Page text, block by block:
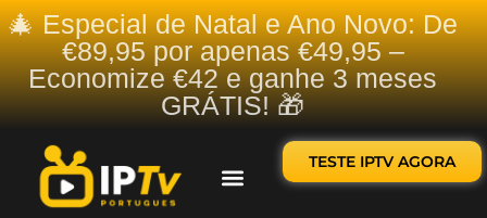
🎄 Especial de Natal e Ano Novo: De
€89,95 por apenas €49,95 –
Economize €42 e ganhe 3 meses
GRÁTIS! 🎁
TESTE IPTV AGORA